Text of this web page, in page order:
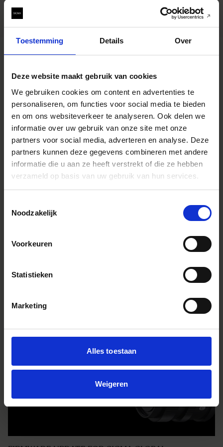
Toestemming Details Over
Deze website maakt gebruik van cookies
We gebruiken cookies om content en advertenties te
personaliseren, om functies voor social media te bieden
en om ons websiteverkeer te analyseren. Ook delen we
informatie over uw gebruik van onze site met onze
partners voor social media, adverteren en analyse. Deze
partners kunnen deze gegevens combineren met andere
informatie die u aan ze heeft verstrekt of die ze hebben
verzameld op basis van uw gebruik van hun services.
Noodzakelijk
Voorkeuren
Statistieken
Marketing
Alles toestaan
Weigeren
IMPRESSIONS